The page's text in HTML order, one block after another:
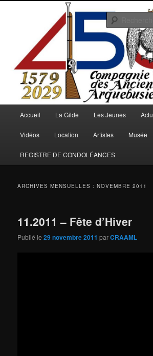
Arquebusiers.eu
Accueil La Gilde Les Jeunes Actu
Vidéos Location Artistes Musée
REGISTRE DE CONDOLÉANCES
ARCHIVES MENSUELLES :NOVEMBRE 2011
11.2011 – Fête d’Hiver
Publié le29 novembre 2011 parCRAAML